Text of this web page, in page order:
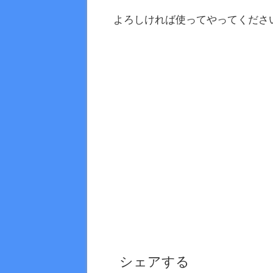
よろしければ使ってやってくださ
シェアする